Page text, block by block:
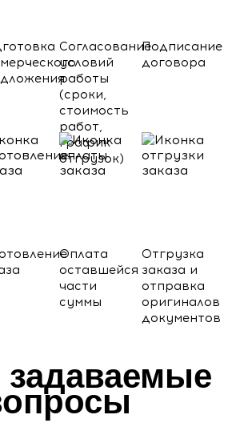
Согласование
условий
работы
(сроки,
стоимость
работ,
график
отгрузок)
Подписание
договора
Оплата
оставшейся
части
суммы
Отгрузка
заказа и
отправка
оригиналов
документов
задаваемые